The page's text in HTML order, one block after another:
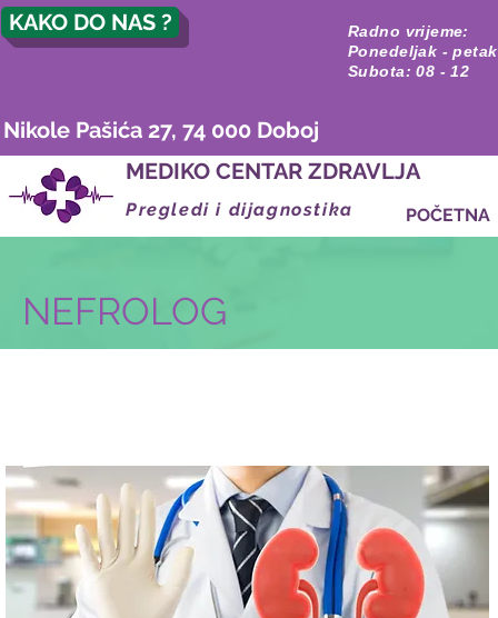
KAKO DO NAS ?
Radno vrijeme:
Ponedeljak -
Subota: 08 - 12
Nikole Pašića 27, 74 000 Doboj
MEDIKO CENTAR ZDRAVLJA
Pregledi i dijagnostika POČETNA
NEFROLOG